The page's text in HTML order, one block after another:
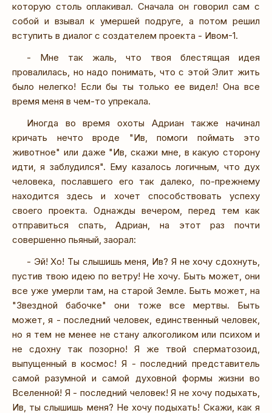
которую столь оплакивал. Сначала он говорил сам с
собой и взывал к умершей подруге, а потом решил
вступить в диалог с создателем проекта - Ивом-1.
- Мне так жаль, что твоя блестящая идея
провалилась, но надо понимать, что с этой Элит жить
было нелегко! Если бы ты только ее видел! Она все
время меня в чем-то упрекала.
Иногда во время охоты Адриан также начинал
кричать нечто вроде "Ив, помоги поймать это
животное" или даже "Ив, скажи мне, в какую сторону
идти, я заблудился". Ему казалось логичным, что дух
человека, пославшего его так далеко, по-прежнему
находится здесь и хочет способствовать успеху
своего проекта. Однажды вечером, перед тем как
отправиться спать, Адриан, на этот раз почти
совершенно пьяный, заорал:
- Эй! Хо! Ты слышишь меня, Ив? Я не хочу сдохнуть,
пустив твою идею по ветру! Не хочу. Быть может, они
все уже умерли там, на старой Земле. Быть может, на
"Звездной бабочке" они тоже все мертвы. Быть
может, я - последний человек, единственный человек,
но я тем не менее не стану алкоголиком или психом и
не сдохну так позорно! Я же твой сперматозоид,
выпущенный в космос! Я - последний представитель
самой разумной и самой духовной формы жизни во
Вселенной! Я - последний человек! Я не хочу подыхать,
Ив, ты слышишь меня? Не хочу подыхать! Скажи, как я